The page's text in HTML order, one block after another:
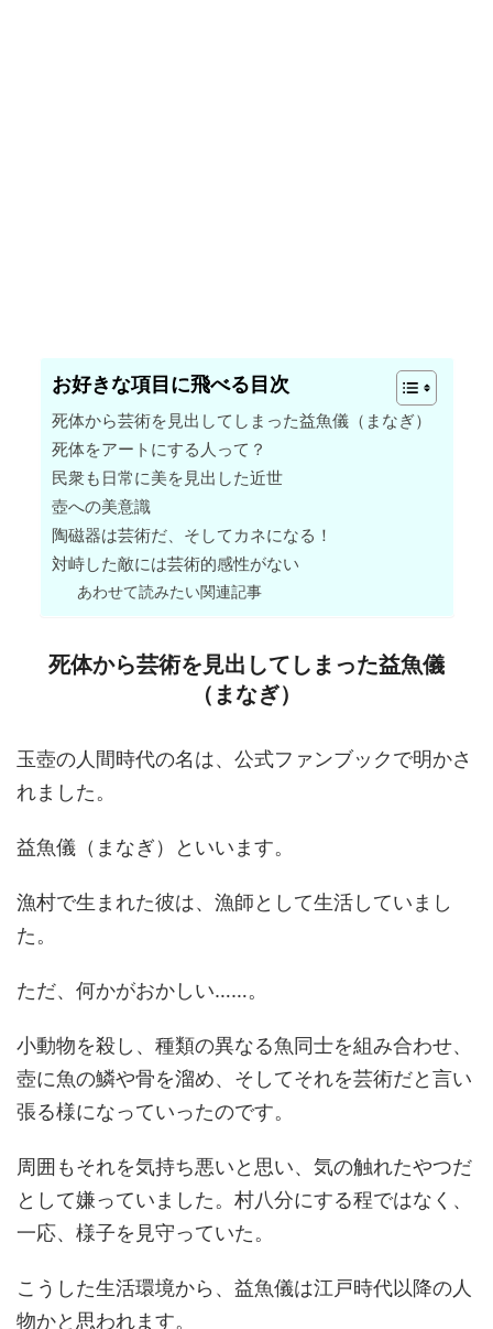
お好きな項目に飛べる目次
死体から芸術を見出してしまった益魚儀（まなぎ）
死体をアートにする人って？
民衆も日常に美を見出した近世
壺への美意識
陶磁器は芸術だ、そしてカネになる！
対峙した敵には芸術的感性がない
あわせて読みたい関連記事
死体から芸術を見出してしまった益魚儀
（まなぎ）
玉壺の人間時代の名は、公式ファンブックで明かさ
れました。
益魚儀（まなぎ）といいます。
漁村で生まれた彼は、漁師として生活していまし
た。
ただ、何かがおかしい……。
小動物を殺し、種類の異なる魚同士を組み合わせ、
壺に魚の鱗や骨を溜め、そしてそれを芸術だと言い
張る様になっていったのです。
周囲もそれを気持ち悪いと思い、気の触れたやつだ
として嫌っていました。村八分にする程ではなく、
一応、様子を見守っていた。
こうした生活環境から、益魚儀は江戸時代以降の人
物かと思われます。